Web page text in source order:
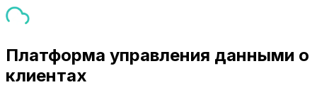
Платформа управления данными о
клиентах